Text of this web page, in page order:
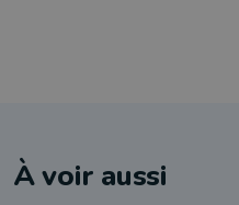
À voir aussi